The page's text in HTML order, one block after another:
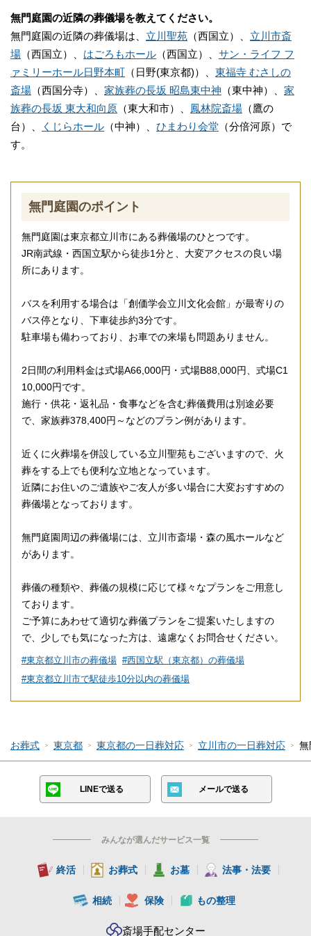
無門庭園の近隣の葬儀場を教えてください。
無門庭園の近隣の葬儀場は、 立川聖苑 （西国立）、 立川市斎
場 （西国立）、 はごろもホール （西国立）、 サン・ライフ フ
ァミリーホール日野本町 （日野(東京都)）、 東福寺 むさしの
斎場 （西国分寺）、 家族葬の長坂 昭島東中神 （東中神）、 家
族葬の長坂 東大和向原 （東大和市）、 鳳林院斎場 （鷹の
台）、
くじらホール （中神）、 ひまわり会堂 （分倍河原）で
す。
無門庭園のポイント
無門庭園は東京都立川市にある葬儀場のひとつです。
JR南武線・西国立駅から徒歩1分と、大変アクセスの良い場
所にあります。
バスを利用する場合は「創価学会立川文化会館」が最寄りの
バス停となり、下車徒歩約3分です。
駐車場も備わっており、お車での来場も問題ありません。
2日間の利用料金は式場A66,000円・式場B88,000円、式場C1
10,000円です。
施行・供花・返礼品・食事などを含む葬儀費用は別途必要
で、家族葬378,400円～などのプラン例があります。
近くに火葬場を併設している立川聖苑もございますので、火
葬をする上でも便利な立地となっています。
近隣にお住いのご遺族やご友人が多い場合に大変おすすめの
葬儀場となっております。
無門庭園周辺の葬儀場には、立川市斎場・森の風ホールなど
があります。
葬儀の種類や、葬儀の規模に応じて様々なプランをご用意し
ております。
ご予算にあわせて適切な葬儀プランをご提案いたしますの
で、少しでも気になった方は、遠慮なくお問合せください。
#東京都立川市の葬儀場 #西国立駅（東京都）の葬儀場
#東京都立川市で駅徒歩10分以内の葬儀場
お葬式 東京都 東京都の一日葬対応 立川市の一日葬対応 無
LINEで送る メールで送る
みんなが選んだサービス一覧
終活 お葬式 お墓 法事・法要
相続 保険 もの整理
斎場手配センター